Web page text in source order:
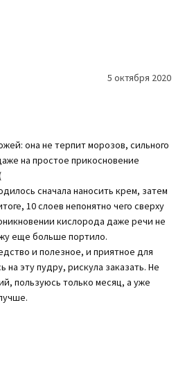
тысячи потребителей, стоимость
пудры
хлебного дерева
осветляет эпидермис, делая его
привлекательным;
является борцом с проявлениями
снижает выраженность пятен,
появления новых;
способен не только запускать
но и усиливать защитные свойства
его цвет. Токоферол, или витамин Е
привлекательность кожи,
5 октября 2020
она не терпит морозов, сильного
на простое прикосновение
сначала наносить крем, затем
10 слоев непонятно чего сверху
кислорода даже речи не
еще больше портило.
и полезное, и приятное для
на эту пудру, рискула заказать. Не
пользуюсь только месяц, а уже